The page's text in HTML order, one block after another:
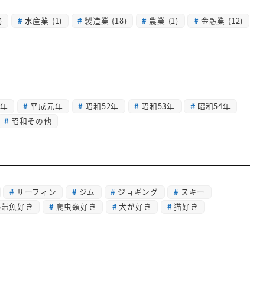
水産業 (1) 製造業 (18) 農業 (1) 金融業 (12)
平成元年 昭和52年 昭和53年
昭和54年
昭和その他
サーフィン ジム ジョギング
スキー
魚好き 爬虫類好き 犬が好き
猫好き